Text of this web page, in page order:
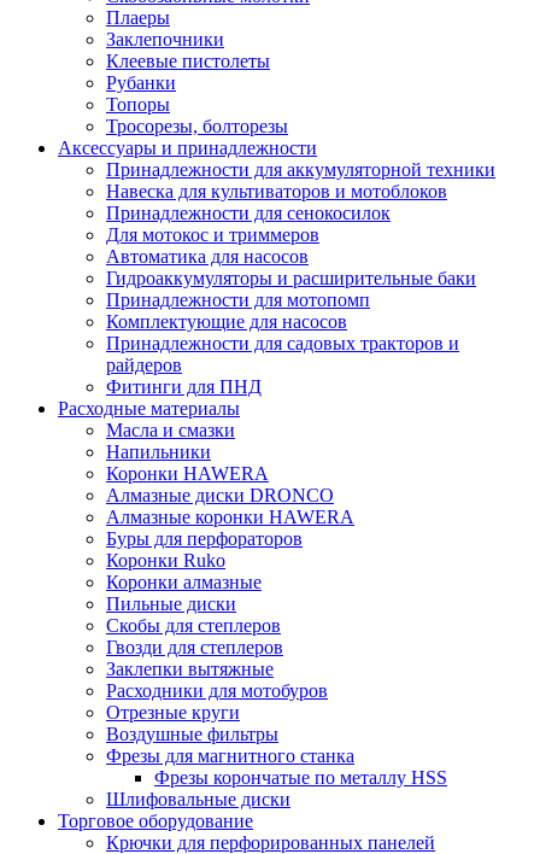
Плаеры
Заклепочники
Клеевые пистолеты
Рубанки
Топоры
Тросорезы, болторезы
Аксессуары и принадлежности
Принадлежности для аккумуляторной техники
Навеска для культиваторов и мотоблоков
Принадлежности для сенокосилок
Для мотокос и триммеров
Автоматика для насосов
Гидроаккумуляторы и расширительные баки
Принадлежности для мотопомп
Комплектующие для насосов
Принадлежности для садовых тракторов и
райдеров
Фитинги для ПНД
Расходные материалы
Масла и смазки
Напильники
Коронки HAWERA
Алмазные диски DRONCO
Алмазные коронки HAWERA
Буры для перфораторов
Коронки Ruko
Коронки алмазные
Пильные диски
Скобы для степлеров
Гвозди для степлеров
Заклепки вытяжные
Расходники для мотобуров
Отрезные круги
Воздушные фильтры
Фрезы для магнитного станка
Фрезы корончатые по металлу HSS
Шлифовальные диски
Торговое оборудование
Крючки для перфорированных панелей